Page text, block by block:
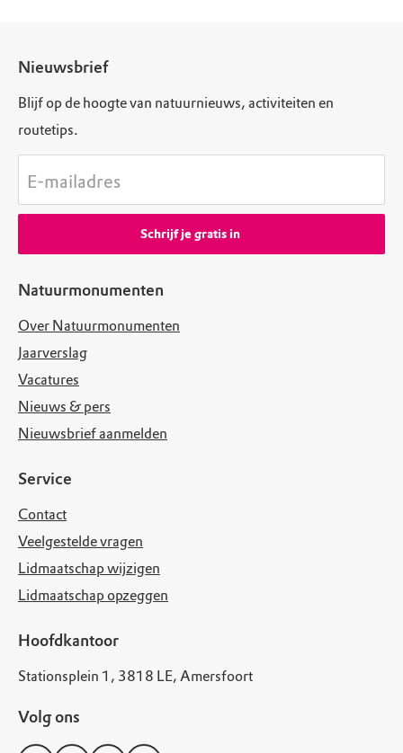
Natuurmonumenten
Over Natuurmonumenten
Jaarverslag
Vacatures
Nieuws & pers
Nieuwsbrief aanmelden
Service
Contact
Veelgestelde vragen
Lidmaatschap wijzigen
Lidmaatschap opzeggen
Hoofdkantoor
Stationsplein 1, 3818 LE, Amersfoort
Volg ons
Nieuwsbrief
Blijf op de hoogte van natuurnieuws, activiteiten en
routetips.
E-mailadres
Schrijf je gratis in